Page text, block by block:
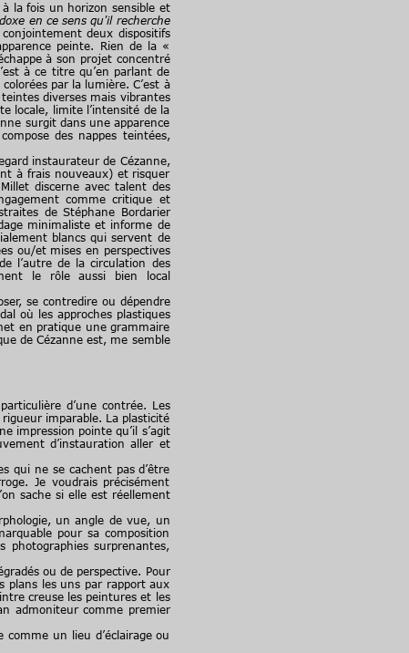
la fois un horizon sensible et
en ce sens qu'il recherche
deux dispositifs
peinte. Rien de la «
à son projet concentré
à ce titre qu’en parlant de
par la lumière. C’est à
diverses mais vibrantes
locale, limite l’intensité de la
surgit dans une apparence
des nappes teintées,
instaurateur de Cézanne,
à frais nouveaux) et risquer
discerne avec talent des
comme critique et
de Stéphane Bordarier
minimaliste et informe de
blancs qui servent de
ou/et mises en perspectives
l’autre de la circulation des
le rôle aussi bien local
se contredire ou dépendre
où les approches plastiques
en pratique une grammaire
de Cézanne est, me semble
d’une contrée. Les
imparable. La plasticité
impression pointe qu’il s’agit
d’instauration aller et
qui ne se cachent pas d’être
Je voudrais précisément
sache si elle est réellement
un angle de vue, un
pour sa composition
photographies surprenantes,
ou de perspective. Pour
plans les uns par rapport aux
creuse les peintures et les
admoniteur comme premier
un lieu d’éclairage ou